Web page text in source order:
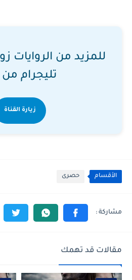
للمزيد من الروايات
تليجرام من
زيارة القناة
الأقسام حصرى
مقالات قد تهمك